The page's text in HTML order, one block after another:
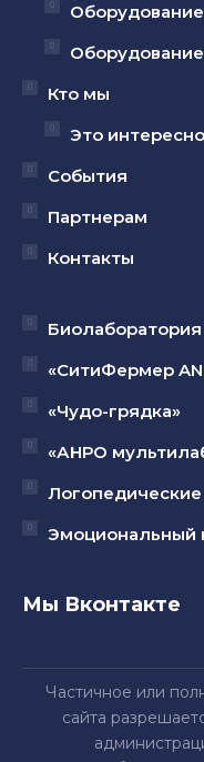
Кто мы
Это интересно
События
Партнерам
Контакты
Биолаборатория
«СитиФермер
«Чудо-грядка»
«АНРО
Эмоциональный
Мы Вконтакте
Частичное или
сайта